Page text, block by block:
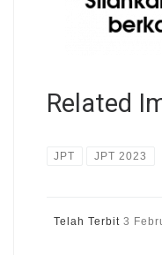
Related
JPT JPT 2023
Telah Terbit 3